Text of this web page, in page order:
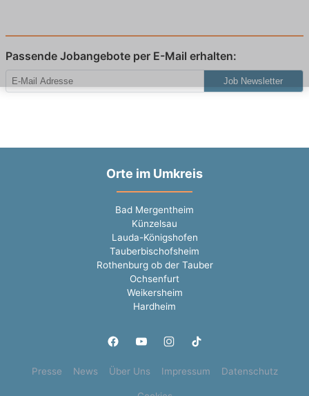
Passende Jobangebote per E-Mail erhalten:
Job Newsletter
Orte im Umkreis
Bad Mergentheim
Künzelsau
Lauda-Königshofen
Tauberbischofsheim
Rothenburg ob der Tauber
Ochsenfurt
Weikersheim
Hardheim
Presse News Über Uns Impressum Datenschutz